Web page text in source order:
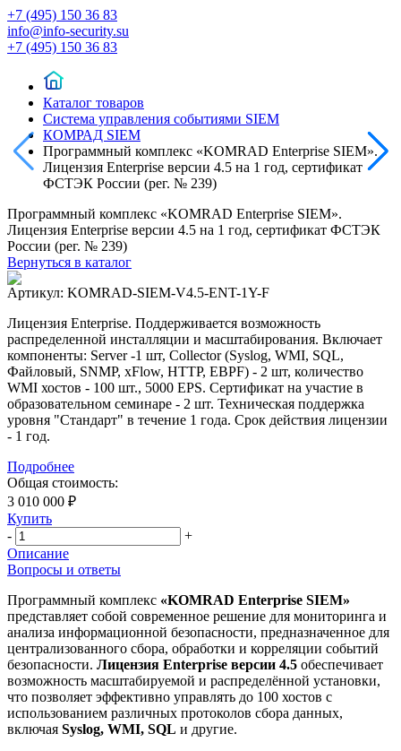
+7 (495) 150 36 83
info@info-security.su
+7 (495) 150 36 83
Каталог товаров
Система управления событиями SIEM
КОМРАД SIEM
Программный комплекс «KOMRAD Enterprise SIEM».
Лицензия Enterprise версии 4.5 на 1 год, сертификат
ФСТЭК России (рег. № 239)
Программный комплекс «KOMRAD Enterprise SIEM».
Лицензия Enterprise версии 4.5 на 1 год, сертификат ФСТЭК
России (рег. № 239)
Вернуться в каталог
Артикул: KOMRAD-SIEM-V4.5-ENT-1Y-F
Лицензия Enterprise. Поддерживается возможность
распределенной инсталляции и масштабирования. Включает
компоненты: Server -1 шт, Collector (Syslog, WMI, SQL,
Файловый, SNMP, xFlow, HTTP, EBPF) - 2 шт, количество
WMI хостов - 100 шт., 5000 EPS. Сертификат на участие в
образовательном семинаре - 2 шт. Техническая поддержка
уровня "Стандарт" в течение 1 года. Срок действия лицензии
- 1 год.
Подробнее
Общая стоимость:
3 010 000 ₽
Купить
-
+
Описание
Вопросы и ответы
Программный комплекс «KOMRAD Enterprise SIEM»
представляет собой современное решение для мониторинга и
анализа информационной безопасности, предназначенное для
централизованного сбора, обработки и корреляции событий
безопасности. Лицензия Enterprise версии 4.5 обеспечивает
возможность масштабируемой и распределённой установки,
что позволяет эффективно управлять до 100 хостов с
использованием различных протоколов сбора данных,
включая Syslog, WMI, SQL и другие.